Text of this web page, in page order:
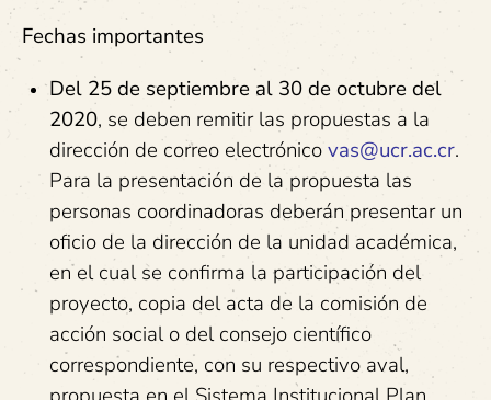
Fechas importantes
Del 25 de septiembre al 30 de octubre del
2020, se deben remitir las propuestas a la
dirección de correo electrónicovas@ucr.ac.cr.
Para la presentación de la propuesta las
personas coordinadoras deberán presentar un
oficio de la dirección de la unidad académica,
en el cual se confirma la participación del
proyecto, copia del acta de la comisión de
acción social o del consejo científico
correspondiente, con su respectivo aval,